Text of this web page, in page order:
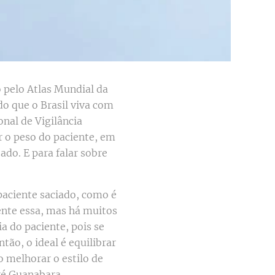
pelo Atlas Mundial da
que o Brasil viva com
de Vigilância
peso do paciente, em
E para falar sobre
saciado, como é
essa, mas há muitos
do paciente, pois se
o ideal é equilibrar
melhorar o estilo de